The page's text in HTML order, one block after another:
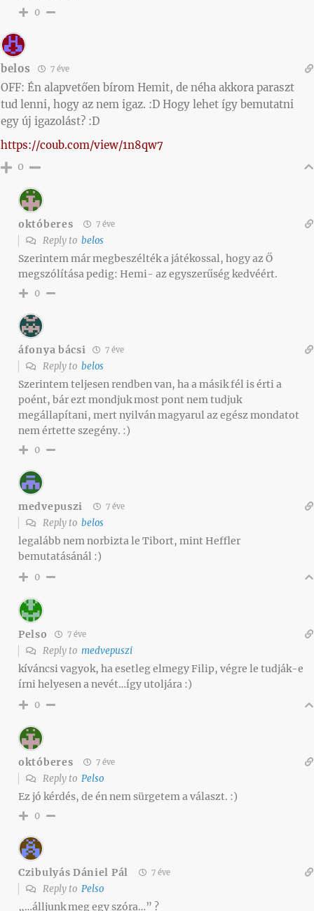
0
belos 7 éve
OFF: Én alapvetően bírom Hemit, de néha akkora paraszt
tud lenni, hogy az nem igaz. :D Hogy lehet így bemutatni
egy új igazolást? :D
https://coub.com/view/1n8qw7
0
októberes 7 éve
Reply to belos
Szerintem már megbeszélték a játékossal, hogy az Ő
megszólítása pedig: Hemi- az egyszerűség kedvéért.
0
áfonya bácsi 7 éve
Reply to belos
Szerintem teljesen rendben van, ha a másik fél is érti a
poént, bár ezt mondjuk most pont nem tudjuk
megállapítani, mert nyilván magyarul az egész mondatot
nem értette szegény. :)
0
medvepuszi 7 éve
Reply to belos
legalább nem norbizta le Tibort, mint Heffler
bemutatásánál :)
0
Pelso 7 éve
Reply to medvepuszi
kíváncsi vagyok, ha esetleg elmegy Filip, végre le tudják-e
írni helyesen a nevét…így utoljára :)
0
októberes 7 éve
Reply to Pelso
Ez jó kérdés, de én nem sürgetem a választ. :)
0
Czibulyás Dániel Pál 7 éve
Reply to Pelso
„…álljunk meg egy szóra…” ?